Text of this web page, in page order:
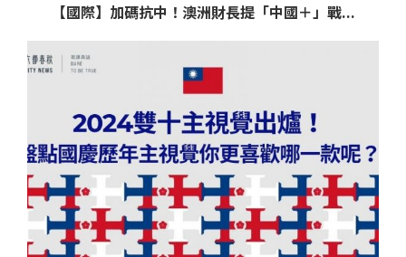
【國際】加碼抗中！澳洲財長提「中國＋」戰...